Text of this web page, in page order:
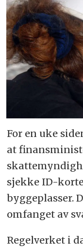
For en uke
at
sjekke ID-
byggeplasser.
omfanget av
Regelverket i